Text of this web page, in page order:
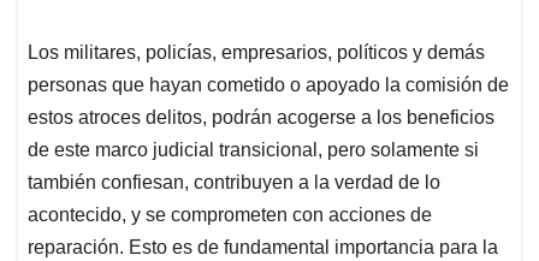
Los militares, policías, empresarios, políticos y demás
personas que hayan cometido o apoyado la comisión de
estos atroces delitos, podrán acogerse a los beneficios
de este marco judicial transicional, pero solamente si
también confiesan, contribuyen a la verdad de lo
acontecido, y se comprometen con acciones de
reparación. Esto es de fundamental importancia para la